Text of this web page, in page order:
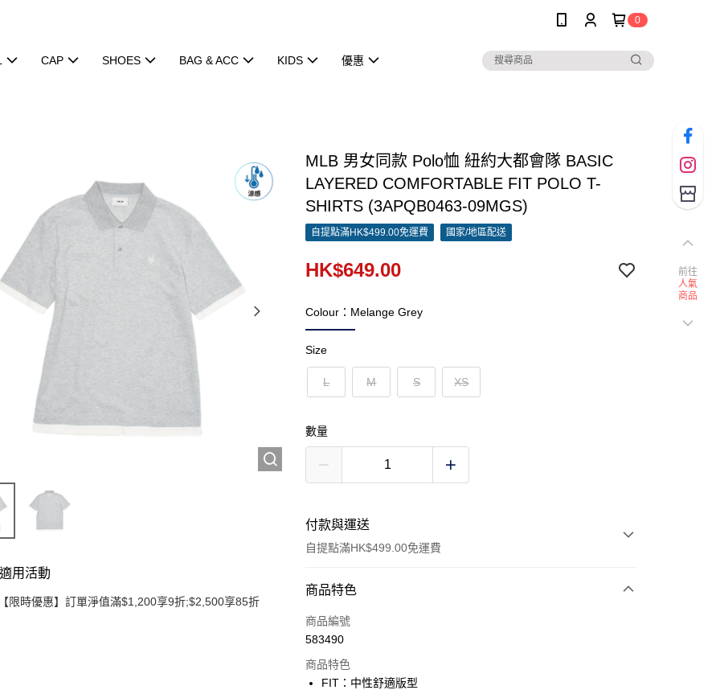
0
CAP SHOES BAG & ACC KIDS 優惠
用活動
【限時優惠】訂單淨值滿$1,200享9折;$2,500享85折
MLB 男女同款 Polo恤 紐約大都會隊 BASIC
LAYERED COMFORTABLE FIT POLO T-
SHIRTS (3APQB0463-09MGS)
自提點滿HK$499.00免運費 國家/地區配送
HK$649.00
Colour：Melange Grey
Size
L M S XS
數量
付款與運送
自提點滿HK$499.00免運費
付款方式
信用卡
Google Pay
商品特色
商品編號
583490
商品特色
FIT：中性舒適版型
前往
人氣
商品